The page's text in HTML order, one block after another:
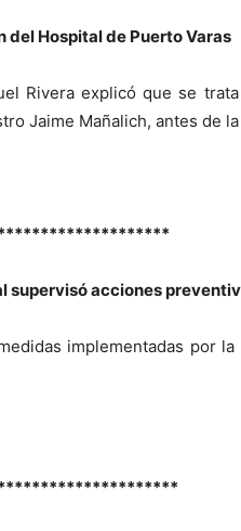
Hospital de Puerto Varas
Rivera explicó que se
Jaime Mañalich, antes de
supervisó acciones
implementadas por